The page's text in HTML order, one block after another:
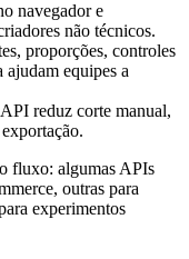
navegador e
não técnicos.
proporções, controles
ajudam equipes a
reduz corte manual,
fluxo: algumas APIs
outras para
experimentos